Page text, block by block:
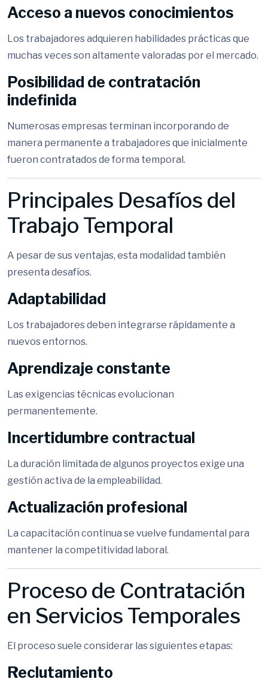
Acceso a nuevos conocimientos
Los trabajadores adquieren habilidades prácticas que
muchas veces son altamente valoradas por el mercado.
Posibilidad de contratación
indefinida
Numerosas empresas terminan incorporando de
manera permanente a trabajadores que inicialmente
fueron contratados de forma temporal.
Principales Desafíos del
Trabajo Temporal
A pesar de sus ventajas, esta modalidad también
presenta desafíos.
Adaptabilidad
Los trabajadores deben integrarse rápidamente a
nuevos entornos.
Aprendizaje constante
Las exigencias técnicas evolucionan
permanentemente.
Incertidumbre contractual
La duración limitada de algunos proyectos exige una
gestión activa de la empleabilidad.
Actualización profesional
La capacitación continua se vuelve fundamental para
mantener la competitividad laboral.
Proceso de Contratación
en Servicios Temporales
El proceso suele considerar las siguientes etapas:
Reclutamiento